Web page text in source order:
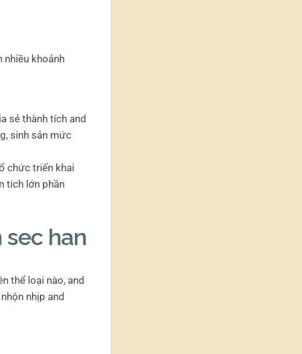
nhiều khoảnh
sẻ thành tích and
sinh sản mức
chức triển khai
tích lớn phần
han
thể loại nào, and
nhịp and